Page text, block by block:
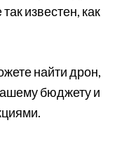
известен, как
найти дрон,
бюджету и